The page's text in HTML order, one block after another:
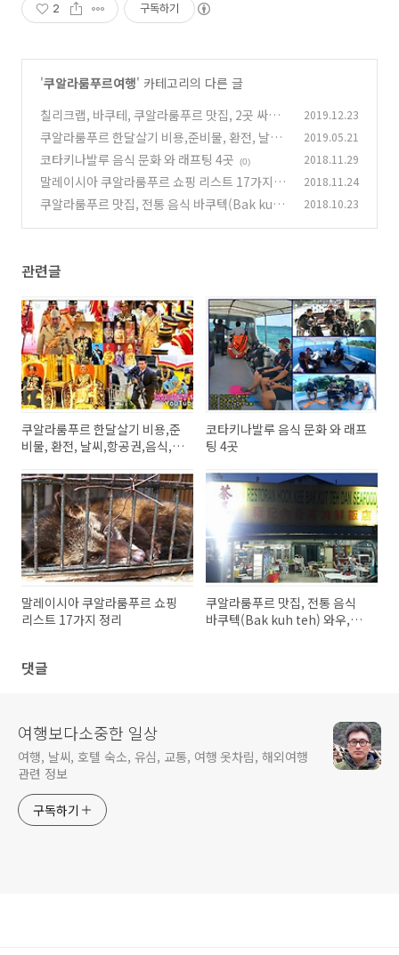
2 구독하기
'쿠알라룸푸르여행' 카테고리의 다른 글
칠리크랩, 바쿠테, 쿠알라룸푸르 맛집, 2곳 싸고
맛있는 식당, 2년 체류
(0)
2019.12.23
쿠알라룸푸르 한달살기 비용,준비물, 환전, 날씨,
항공권,음식, 교 (0)
2019.05.21
코타키나발루 음식 문화 와 래프팅 4곳 (0) 2018.11.29
말레이시아 쿠알라룸푸르 쇼핑 리스트 17가지 정
리
(0)
2018.11.24
쿠알라룸푸르 맛집, 전통 음식 바쿠텍(Bak kuh
2018.10.23
관련글
쿠알라룸푸르 한달살기 비용,준
비물, 환전, 날씨,항공권,음식,
코타키나발루 음식 문화 와 래프
팅 4곳
말레이시아 쿠알라룸푸르 쇼핑
리스트 17가지 정리
쿠알라룸푸르 맛집, 전통 음식
바쿠텍(Bak kuh teh) 와우,꼭
댓글
여행보다소중한 일상
여행, 날씨, 호텔 숙소, 유심, 교통, 여행 옷차림, 해외여행
관련 정보
구독하기